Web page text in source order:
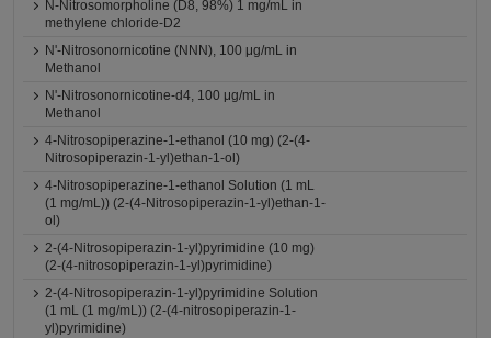
N-Nitrosomorpholine (D8, 98%) 1 mg/mL in
methylene chloride-D2
N'-Nitrosonornicotine (NNN), 100 μg/mL in
Methanol
N'-Nitrosonornicotine-d4, 100 μg/mL in
Methanol
4-Nitrosopiperazine-1-ethanol (10 mg) (2-(4-
Nitrosopiperazin-1-yl)ethan-1-ol)
4-Nitrosopiperazine-1-ethanol Solution (1 mL
(1 mg/mL)) (2-(4-Nitrosopiperazin-1-yl)ethan-1-
ol)
2-(4-Nitrosopiperazin-1-yl)pyrimidine (10 mg)
(2-(4-nitrosopiperazin-1-yl)pyrimidine)
2-(4-Nitrosopiperazin-1-yl)pyrimidine Solution
(1 mL (1 mg/mL)) (2-(4-nitrosopiperazin-1-
yl)pyrimidine)